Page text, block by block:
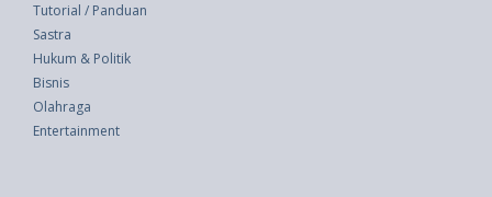
Tutorial / Panduan
Sastra
Hukum & Politik
Bisnis
Olahraga
Entertainment